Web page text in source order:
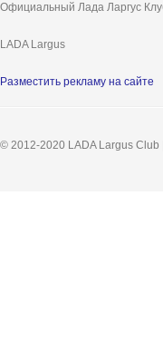
Официальный Лада Ларгус
LADA Largus
Разместить рекламу на сайте
© 2012-2020 LADA Largus Club